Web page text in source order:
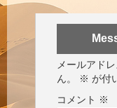
メールアド
ん。
※ が付
コメント ※